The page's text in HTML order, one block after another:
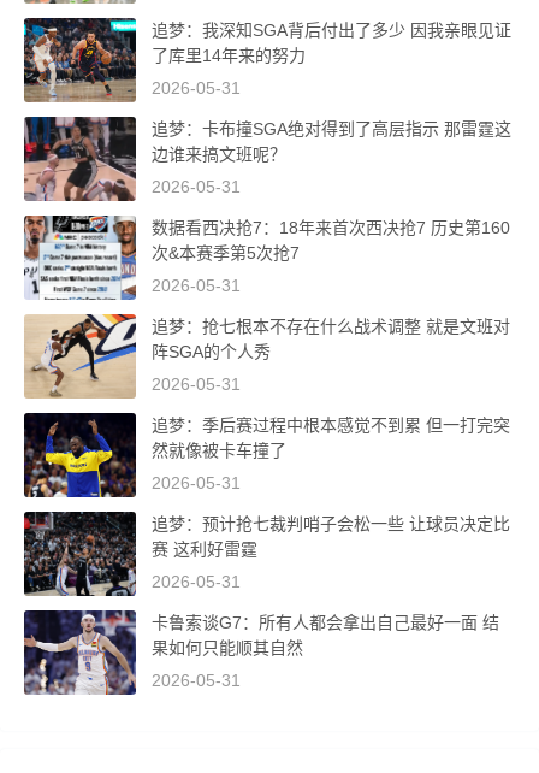
追梦：我深知SGA背后付出了多少 因我亲眼见证
了库里14年来的努力
2026-05-31
追梦：卡布撞SGA绝对得到了高层指示 那雷霆这
边谁来搞文班呢？
2026-05-31
数据看西决抢7：18年来首次西决抢7 历史第160
次&本赛季第5次抢7
2026-05-31
追梦：抢七根本不存在什么战术调整 就是文班对
阵SGA的个人秀
2026-05-31
追梦：季后赛过程中根本感觉不到累 但一打完突
然就像被卡车撞了
2026-05-31
追梦：预计抢七裁判哨子会松一些 让球员决定比
赛 这利好雷霆
2026-05-31
卡鲁索谈G7：所有人都会拿出自己最好一面 结
果如何只能顺其自然
2026-05-31